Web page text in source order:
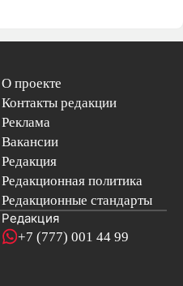
О проекте
Контакты редакции
Реклама
Вакансии
Редакция
Редакционная политика
Редакционные стандарты
Редакция
+7 (777) 001 44 99